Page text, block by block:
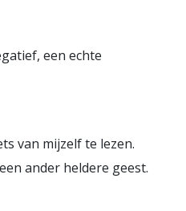
een echte
van mijzelf te lezen.
ander heldere geest.